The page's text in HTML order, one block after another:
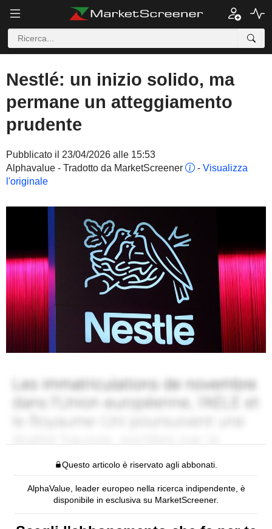
Nestlé: un inizio solido, ma
permane un atteggiamento
prudente
Pubblicato il 23/04/2026 alle 15:53
Alphavalue - Tradotto da MarketScreener
- Visualizza
l'originale
Questo articolo è riservato agli abbonati.
AlphaValue, leader europeo nella ricerca indipendente, è
disponibile in esclusiva su MarketScreener.